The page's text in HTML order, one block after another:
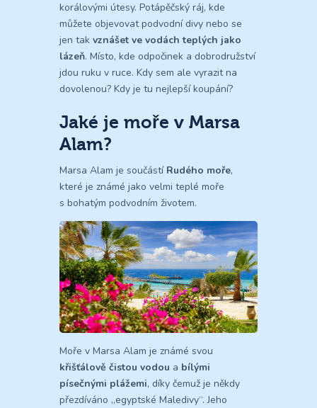
korálovými útesy. Potápěčský ráj, kde
můžete objevovat podvodní divy nebo se
jen tak vznášet ve vodách teplých jako
lázeň. Místo, kde odpočinek a dobrodružství
jdou ruku v ruce. Kdy sem ale vyrazit na
dovolenou? Kdy je tu nejlepší koupání?
Jaké je moře v Marsa
Alam?
Marsa Alam je součástí Rudého moře,
které je známé jako velmi teplé moře
s bohatým podvodním životem.
Moře v Marsa Alam je známé svou
křišťálově čistou vodou a bílými
písečnými plážemi, díky čemuž je někdy
přezdíváno „egyptské Maledivy“. Jeho